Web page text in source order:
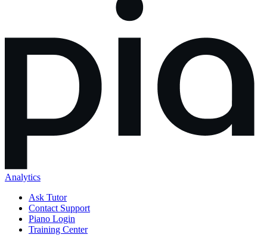
Analytics
Ask Tutor
Contact Support
Piano Login
Training Center